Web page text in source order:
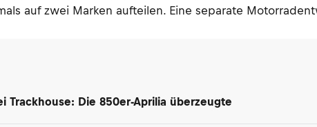
auf zwei Marken aufteilen. Eine separate
Trackhouse: Die 850er-Aprilia überzeugte